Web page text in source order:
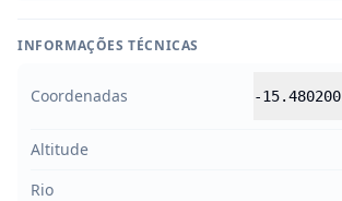
INFORMAÇÕES TÉCNICAS
Coordenadas -15.480200
Altitude
Rio